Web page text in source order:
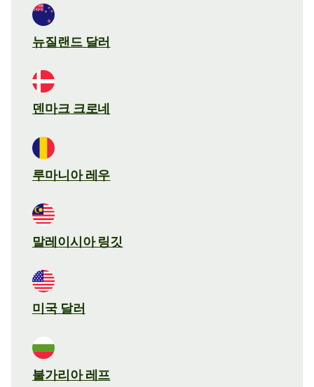
뉴질랜드 달러
덴마크 크로네
루마니아 레우
말레이시아 링깃
미국 달러
불가리아 레프